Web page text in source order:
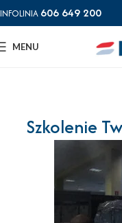
INFOLINIA 606 649 200
MENU
Szkolenie